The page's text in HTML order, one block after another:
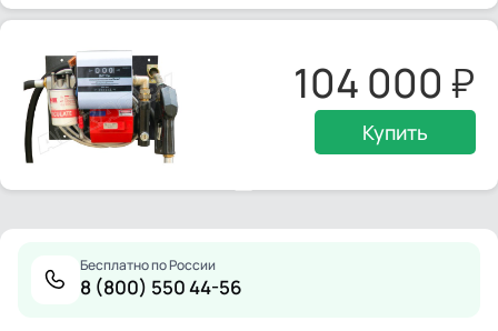
104 000
Купить
Бесплатно по России
8 (800) 550 44-56